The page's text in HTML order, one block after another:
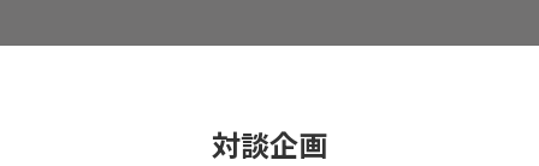
対談企画